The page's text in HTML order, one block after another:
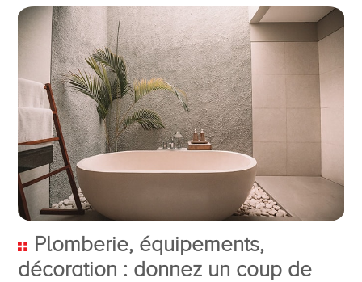
Plomberie, équipements,
décoration : donnez un coup de